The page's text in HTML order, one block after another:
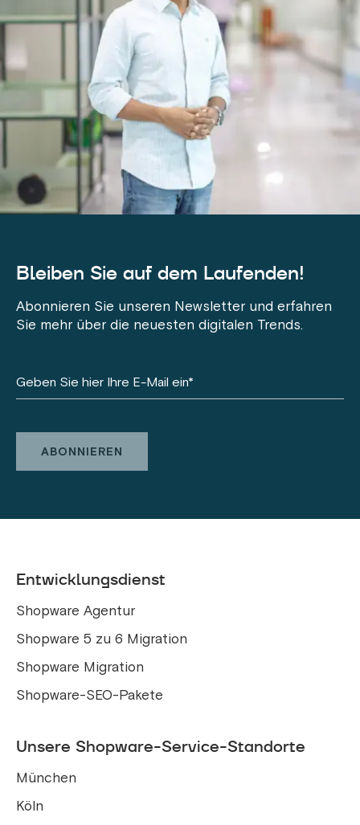
Bleiben Sie auf dem Laufenden!
Abonnieren Sie unseren Newsletter und erfahren
Sie mehr über die neuesten digitalen Trends.
Entwicklungsdienst
Shopware Agentur
Shopware 5 zu 6 Migration
Shopware Migration
Shopware-SEO-Pakete
Unsere Shopware-Service-Standorte
München
Köln